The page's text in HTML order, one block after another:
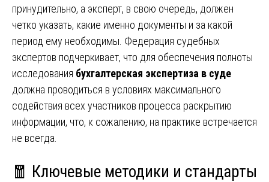
принудительно, а эксперт, в свою очередь, должен
четко указать, какие именно документы и за какой
период ему необходимы. Федерация судебных
экспертов подчеркивает, что для обеспечения полноты
исследования бухгалтерская экспертиза в суде
должна проводиться в условиях максимального
содействия всех участников процесса раскрытию
информации, что, к сожалению, на практике встречается
не всегда.
🧧 Ключевые методики и стандарты